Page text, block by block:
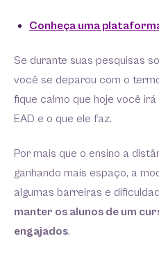
Conheça uma
Se durante suas pesquisas
você se deparou com o
fique calmo que hoje você
EAD e o que ele faz.
Por mais que o ensino a
ganhando mais espaço, a
algumas barreiras e
manter os alunos de um
engajados.